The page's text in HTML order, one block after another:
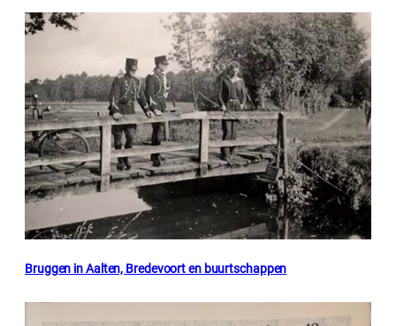
Bruggen in Aalten, Bredevoort en buurtschappen